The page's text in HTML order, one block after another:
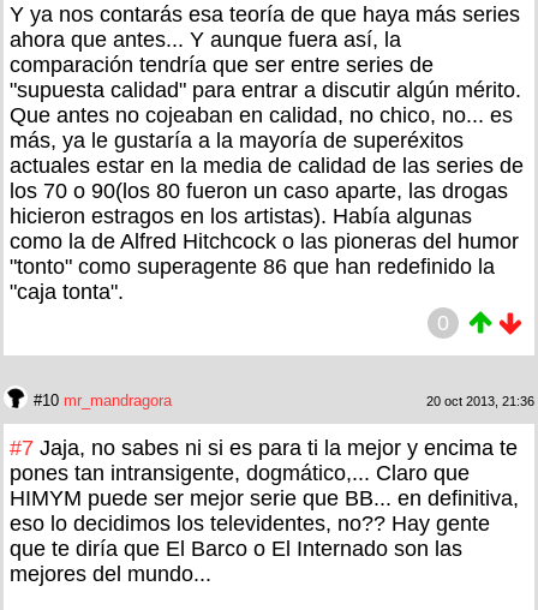
Y ya nos contarás esa teoría de que haya más series
ahora que antes... Y aunque fuera así, la
comparación tendría que ser entre series de
"supuesta calidad" para entrar a discutir algún mérito.
Que antes no cojeaban en calidad, no chico, no... es
más, ya le gustaría a la mayoría de superéxitos
actuales estar en la media de calidad de las series de
los 70 o 90(los 80 fueron un caso aparte, las drogas
hicieron estragos en los artistas). Había algunas
como la de Alfred Hitchcock o las pioneras del humor
"tonto" como superagente 86 que han redefinido la
"caja tonta".
0
#10 mr_mandragora 20 oct 2013, 21:36
#7 Jaja, no sabes ni si es para ti la mejor y encima te
pones tan intransigente, dogmático,... Claro que
HIMYM puede ser mejor serie que BB... en definitiva,
eso lo decidimos los televidentes, no?? Hay gente
que te diría que El Barco o El Internado son las
mejores del mundo...